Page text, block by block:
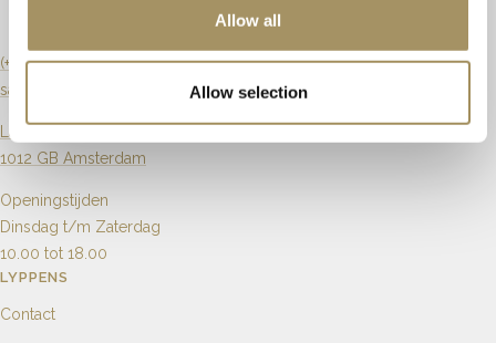
Allow all
Allow selection
Si
Karaat 0.20ct
6
(+31) 20 6270901
sales@lyppens.nl
Langebrugsteeg 8
1012 GB Amsterdam
Openingstijden
Dinsdag t/m Zaterdag
10.00 tot 18.00
LYPPENS
Contact